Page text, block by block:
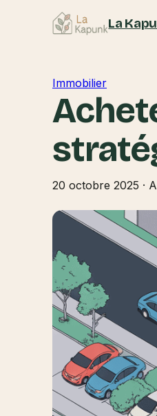
La
Immobilier
20 octobre 2025 ·